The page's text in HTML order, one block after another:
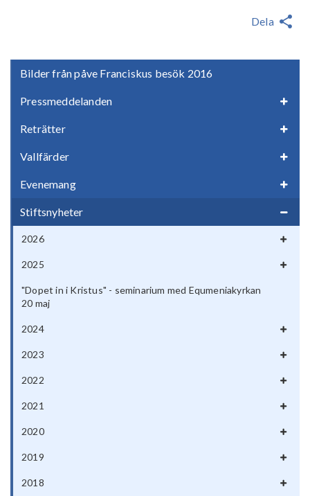
Bilder från påve Franciskus besök 2016
Pressmeddelanden
Reträtter
Vallfärder
Evenemang
Stiftsnyheter
2026
2025
"Dopet in i Kristus" - seminarium med Equmeniakyrkan
20 maj
2024
2023
2022
2021
2020
2019
2018
Dela